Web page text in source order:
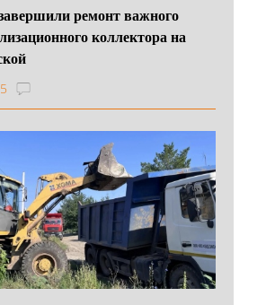
ремонт важного
коллектора на